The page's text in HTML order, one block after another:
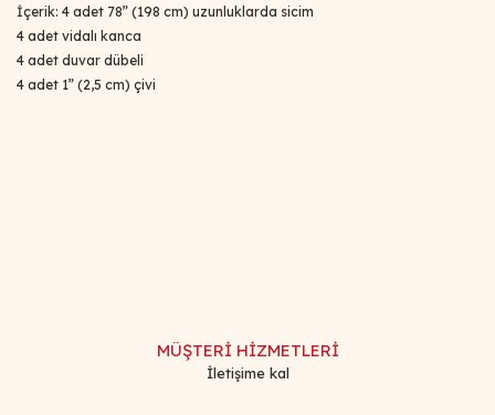
İçerik: 4 adet 78” (198 cm) uzunluklarda sicim
4 adet vidalı kanca
4 adet duvar dübeli
4 adet 1” (2,5 cm) çivi
Ürün bilgilerinde hatalar bulunuyor.
MÜŞTERİ HİZMETLERİ
İletişime kal